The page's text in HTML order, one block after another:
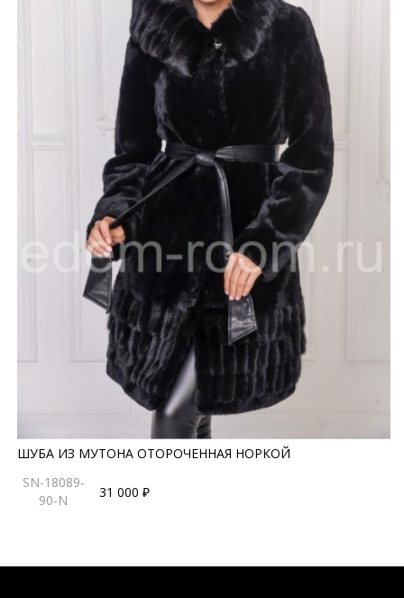
ШУБА ИЗ МУТОНА ОТОРОЧЕННАЯ НОРКОЙ
SN-18089-
90-N
31 000 ₽